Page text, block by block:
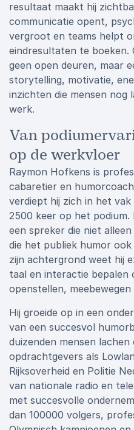
resultaat maakt hij
communicatie opent,
vergroot en teams helpt
eindresultaten te boeken.
geen open deuren, maar
storytelling, motivatie,
inzichten die mensen nog
werk.
Van
op de werkvloer
Raymon Hofkens is
cabaretier en
verdiept hij zich in het
2500 keer op het podium.
een spreker die niet
die het publiek humor
zijn achtergrond weet hij
taal en interactie bepalen
openstellen,
Hij groeide op in een
van een succesvol
duizenden mensen
opdrachtgevers als
Rijksoverheid en Politie
van nationale radio en
met succesvolle
dan 100000 volgers,